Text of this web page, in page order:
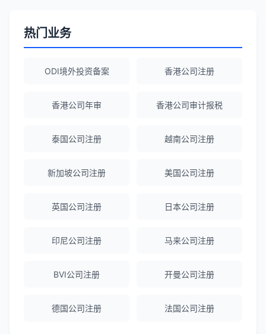
Robert Chen
陈经理 ★★★★★
Emma Zhang ★★★★★
越南公司注册全程指导，文件准备非常专
热门业务
ODI境外投资备案 香港公司注册
香港公司年审 香港公司审计报税
泰国公司注册 越南公司注册
新加坡公司注册 美国公司注册
英国公司注册 日本公司注册
印尼公司注册 马来公司注册
BVI公司注册 开曼公司注册
德国公司注册 法国公司注册